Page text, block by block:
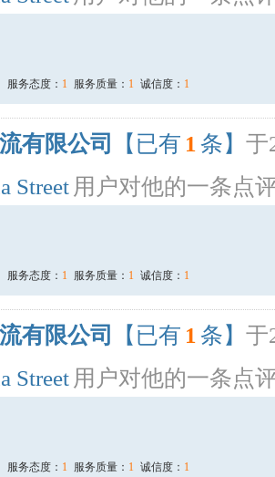
服务态度： 1 服务质量： 1 诚信度： 1
有限公司 【已有 1 条】 于
Street 用户对他的一条点
服务态度： 1 服务质量： 1 诚信度： 1
有限公司 【已有 1 条】 于
Street 用户对他的一条点
服务态度： 1 服务质量： 1 诚信度： 1